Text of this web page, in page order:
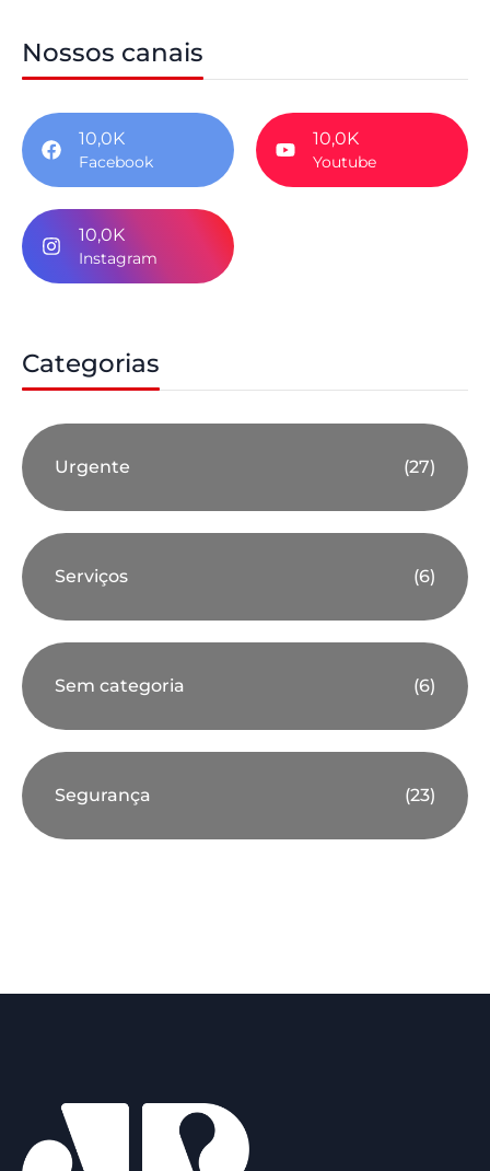
Nossos canais
10,0K
Facebook
10,0K
Youtube
10,0K
Instagram
Categorias
Urgente (27)
Serviços (6)
Sem categoria (6)
Segurança (23)